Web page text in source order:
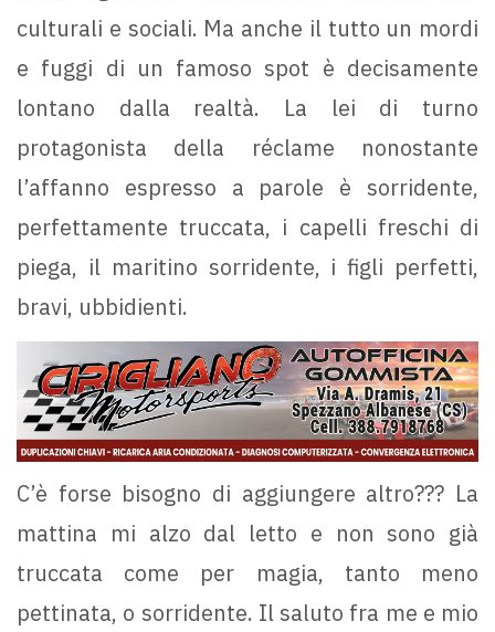
culturali e sociali. Ma anche il tutto un mordi
e fuggi di un famoso spot è decisamente
lontano dalla realtà. La lei di turno
protagonista della réclame nonostante
l’affanno espresso a parole è sorridente,
perfettamente truccata, i capelli freschi di
piega, il maritino sorridente, i figli perfetti,
bravi, ubbidienti.
C’è forse bisogno di aggiungere altro??? La
mattina mi alzo dal letto e non sono già
truccata come per magia, tanto meno
pettinata, o sorridente. Il saluto fra me e mio